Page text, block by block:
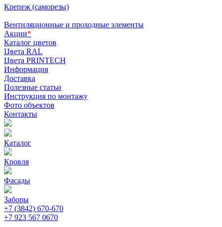
Крепеж (саморезы)
Вентиляционные и проходные элементы
Акции*
Каталог цветов
Цвета RAL
Цвета PRINTECH
Информация
Доставка
Полезные статьи
Инструкция по монтажу
Фото объектов
Контакты
Каталог
Кровля
Фасады
Заборы
+7 (3842) 670-670
+7 923 567 0670